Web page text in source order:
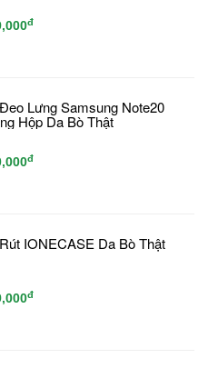
đ
Lưng Samsung Note20
Hộp Da Bò Thật
đ
IONECASE Da Bò Thật
đ